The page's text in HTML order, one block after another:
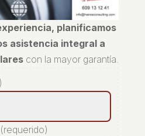
planificamos
asistencia integral a
con la mayor garantía.